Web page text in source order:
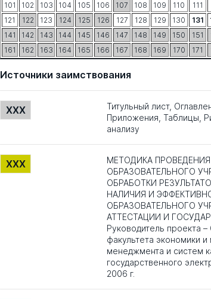
101
102 103 104 105 106 107 108 109 110 111
121
122 123 124 125 126 127 128 129 130 131
141
142 143 144 145 146 147 148 149 150 151
161
162 163 164 165 166 167 168 169 170 171
Источники заимствования
XXX
Титульный лист,
Приложения, Таблицы,
анализу
XXX
МЕТОДИКА
ОБРАЗОВАТЕЛЬНОГО
ОБРАБОТКИ
НАЛИЧИЯ И
ОБРАЗОВАТЕЛЬНОГО
АТТЕСТАЦИИ И
Руководитель проекта –
факультета экономики
менеджмента и систем
государственного
2006 г.